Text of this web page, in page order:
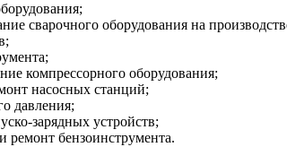
сварочного оборудования на
компрессорного оборудования;
насосных станций;
давления;
зарядных устройств;
ремонт бензоинструмента.